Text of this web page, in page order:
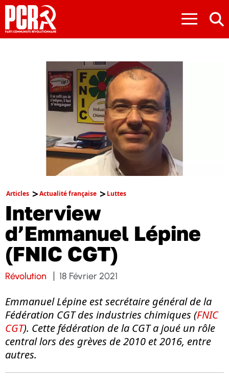
≡
Articles Actualité française Luttes
Interview
d’Emmanuel Lépine
(FNIC CGT)
Révolution 18 Février 2021
Emmanuel Lépine est secrétaire général de la
Fédération CGT des industries chimiques (FNIC
CGT). Cette fédération de la CGT a joué un rôle
central lors des grèves de 2010 et 2016, entre
autres.